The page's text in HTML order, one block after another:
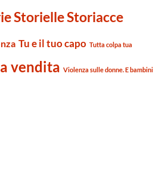
Storielle Storiacce
Tu e il tuo capo Tutta colpa tua
vendita Violenza sulle donne. E bambini